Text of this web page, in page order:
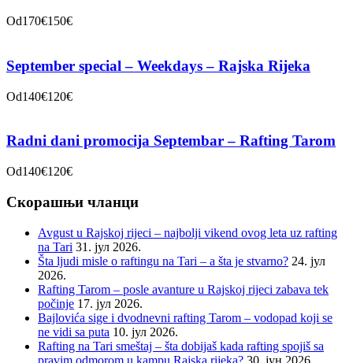
Od170€150€
September special – Weekdays – Rajska Rijeka
Od140€120€
Radni dani promocija Septembar – Rafting Tarom
Od140€120€
Скорашњи чланци
Avgust u Rajskoj rijeci – najbolji vikend ovog leta uz rafting
na Tari 31. јул 2026.
Šta ljudi misle o raftingu na Tari – a šta je stvarno? 24. јул
2026.
Rafting Tarom – posle avanture u Rajskoj rijeci zabava tek
počinje 17. јул 2026.
Bajlovića sige i dvodnevni rafting Tarom – vodopad koji se
ne vidi sa puta 10. јул 2026.
Rafting na Tari smeštaj – šta dobijaš kada rafting spojiš sa
pravim odmorom u kampu Rajska rijeka? 30. јун 2026.